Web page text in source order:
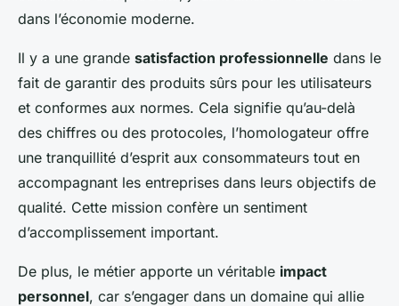
dans l’économie moderne.
Il y a une grande satisfaction professionnelle dans le
fait de garantir des produits sûrs pour les utilisateurs
et conformes aux normes. Cela signifie qu’au-delà
des chiffres ou des protocoles, l’homologateur offre
une tranquillité d’esprit aux consommateurs tout en
accompagnant les entreprises dans leurs objectifs de
qualité. Cette mission confère un sentiment
d’accomplissement important.
De plus, le métier apporte un véritable impact
personnel, car s’engager dans un domaine qui allie